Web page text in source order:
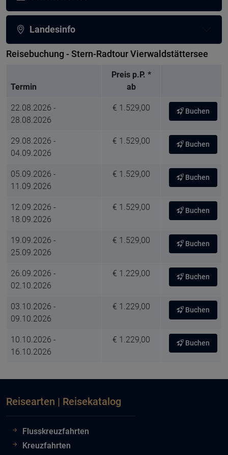
Landesinfo
Reisebuchung - Stern-Radtour Vierwaldstättersee
Termin
Preis p.P. *
ab
22.08.2026 -
28.08.2026
€ 1.529,00 Buchen
29.08.2026 -
04.09.2026
€ 1.529,00 Buchen
05.09.2026 -
11.09.2026
€ 1.529,00 Buchen
12.09.2026 -
18.09.2026
€ 1.529,00 Buchen
19.09.2026 -
25.09.2026
€ 1.529,00 Buchen
26.09.2026 -
02.10.2026
€ 1.229,00 Buchen
03.10.2026 -
09.10.2026
€ 1.229,00 Buchen
10.10.2026 -
16.10.2026
€ 1.229,00 Buchen
Reisearten | Reisekatalog
Flusskreuzfahrten
Kreuzfahrten